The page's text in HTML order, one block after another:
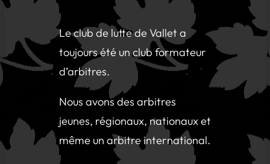
Le club de lutte de Vallet a
toujours été un club formateur
d’arbitres.
Nous avons des arbitres
jeunes, régionaux, nationaux et
même un arbitre international.